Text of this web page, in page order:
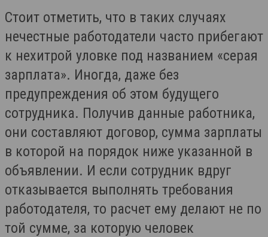
Стоит отметить, что в таких случаях
нечестные работодатели часто прибегают
к нехитрой уловке под названием «серая
зарплата». Иногда, даже без
предупреждения об этом будущего
сотрудника. Получив данные работника,
они составляют договор, сумма зарплаты
в которой на порядок ниже указанной в
объявлении. И если сотрудник вдруг
отказывается выполнять требования
работодателя, то расчет ему делают не по
той сумме, за которую человек